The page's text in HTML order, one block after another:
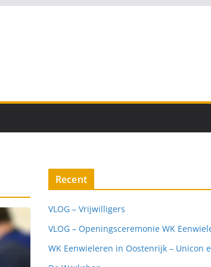
Recent
VLOG – Vrijwilligers
VLOG – Openingsceremonie WK
WK Eenwieleren in Oostenrijk – Unicon